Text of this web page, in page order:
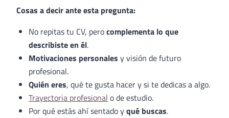
Cosas a decir ante esta pregunta:
No repitas tu CV, perocomplementa lo que
describiste en él.
Motivaciones personales y visión de futuro
profesional.
Quién eres, qué te gusta hacer y si te dedicas a algo.
Trayectoria profesional o de estudio.
Por qué estás ahí sentado yqué buscas.